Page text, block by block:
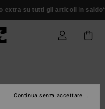
gli articoli in saldo* Donna
Continua senza accettare